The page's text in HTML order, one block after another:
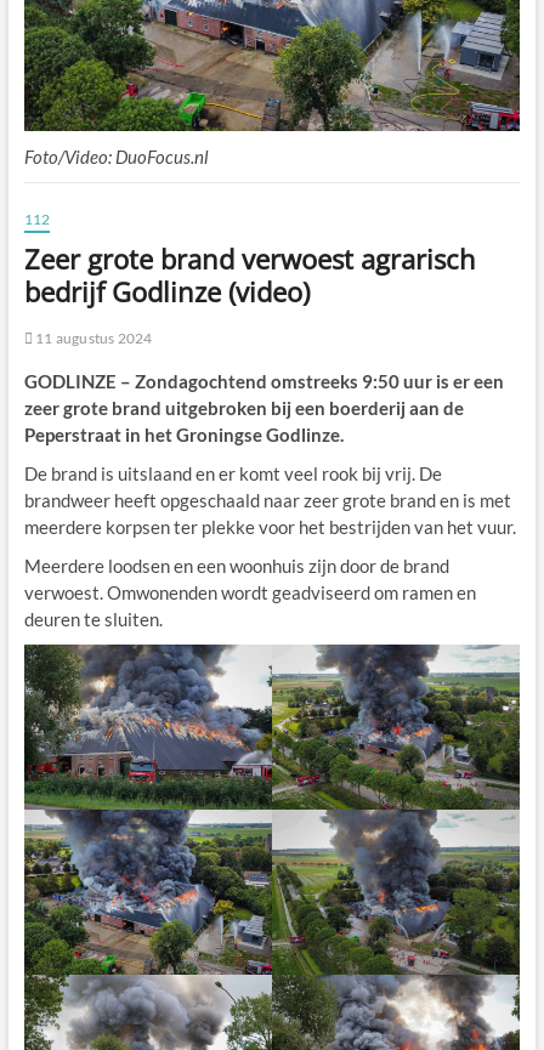
Foto/Video: DuoFocus.nl
112
Zeer grote brand verwoest agrarisch
bedrijf Godlinze (video)
11 augustus 2024
GODLINZE – Zondagochtend omstreeks 9:50 uur is er een
zeer grote brand uitgebroken bij een boerderij aan de
Peperstraat in het Groningse Godlinze.
De brand is uitslaand en er komt veel rook bij vrij. De
brandweer heeft opgeschaald naar zeer grote brand en is met
meerdere korpsen ter plekke voor het bestrijden van het vuur.
Meerdere loodsen en een woonhuis zijn door de brand
verwoest. Omwonenden wordt geadviseerd om ramen en
deuren te sluiten.